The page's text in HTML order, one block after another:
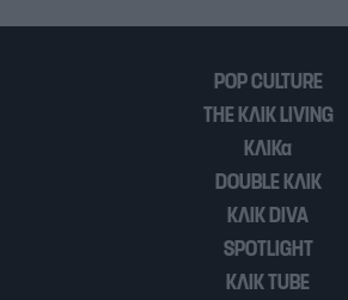
POP CULTURE
THE ΚΛΙΚ LIVING
ΚΛΙΚα
DOUBLE ΚΛΙΚ
ΚΛΙΚ DIVA
SPOTLIGHT
ΚΛΙΚ TUBE